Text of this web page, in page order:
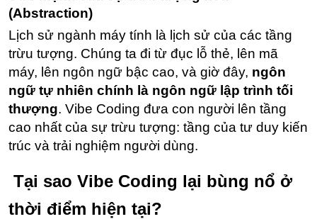
(Abstraction)
Lịch sử ngành máy tính là lịch sử của các tầng
trừu tượng. Chúng ta đi từ đục lỗ thẻ, lên mã
máy, lên ngôn ngữ bậc cao, và giờ đây, ngôn
ngữ tự nhiên chính là ngôn ngữ lập trình tối
thượng. Vibe Coding đưa con người lên tầng
cao nhất của sự trừu tượng: tầng của tư duy kiến
trúc và trải nghiệm người dùng.
thời điểm hiện tại?